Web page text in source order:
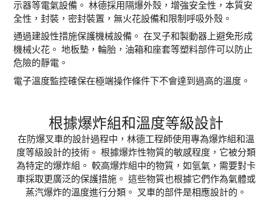
示器等電氣設備。 林德採用隔爆外殼，增強安全性，本質安
全性，封裝，密封裝置，無火花設備和限制呼吸外殼。
通過建設性措施保護機械設備。 在叉子和製動器上避免形成
機械火花。 地板墊，輪胎，油箱和座套等塑料部件可以防止
危險的靜電。
電子溫度監控確保在極端操作條件下不會達到過高的溫度。
根據爆炸組和溫度等級設計
在防爆叉車的設計過程中，林德工程師使用專為爆炸組和溫
度等級設計的技術。 根據爆炸性物質的敏感程度，它被分類
為特定的爆炸組。 較高爆炸組中的物質，如氫氣，需要對卡
車採取更廣泛的保護措施。 這些物質也根據它們作為氣體或
蒸汽爆炸的溫度進行分類。 叉車的部件是相應設計的。